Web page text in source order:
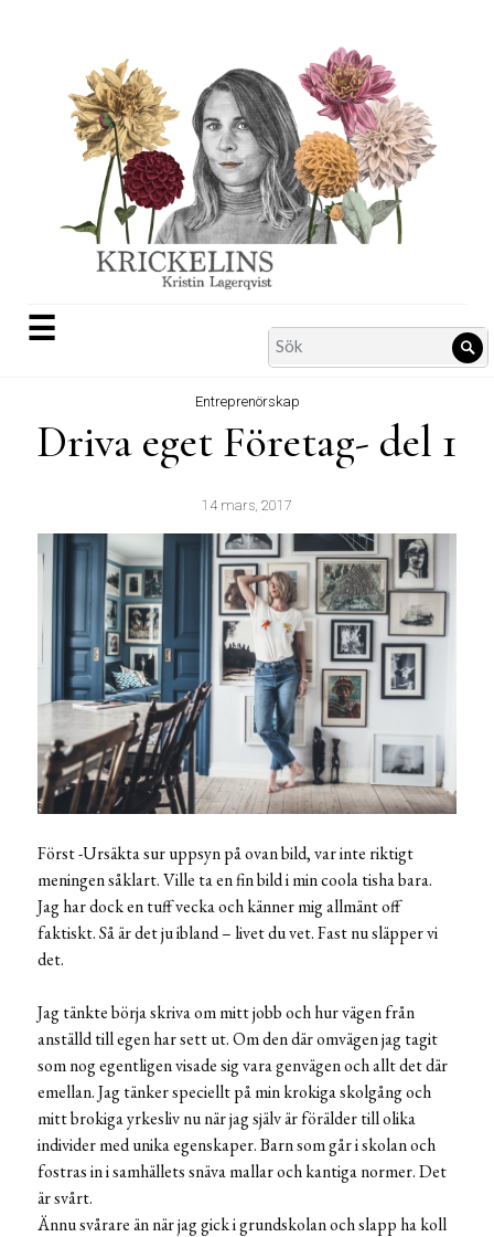
☰
Search
for:
Entreprenörskap
Driva eget Företag- del 1
14 mars, 2017
Först -Ursäkta sur uppsyn på ovan bild, var inte riktigt
meningen såklart. Ville ta en fin bild i min coola tisha bara.
Jag har dock en tuff vecka och känner mig allmänt off
faktiskt. Så är det ju ibland – livet du vet. Fast nu släpper vi
det.
Jag tänkte börja skriva om mitt jobb och hur vägen från
anställd till egen har sett ut. Om den där omvägen jag tagit
som nog egentligen visade sig vara genvägen och allt det där
emellan. Jag tänker speciellt på min krokiga skolgång och
mitt brokiga yrkesliv nu när jag själv är förälder till olika
individer med unika egenskaper. Barn som går i skolan och
fostras in i samhällets snäva mallar och kantiga normer. Det
är svårt.
Ännu svårare än när jag gick i grundskolan och slapp ha koll